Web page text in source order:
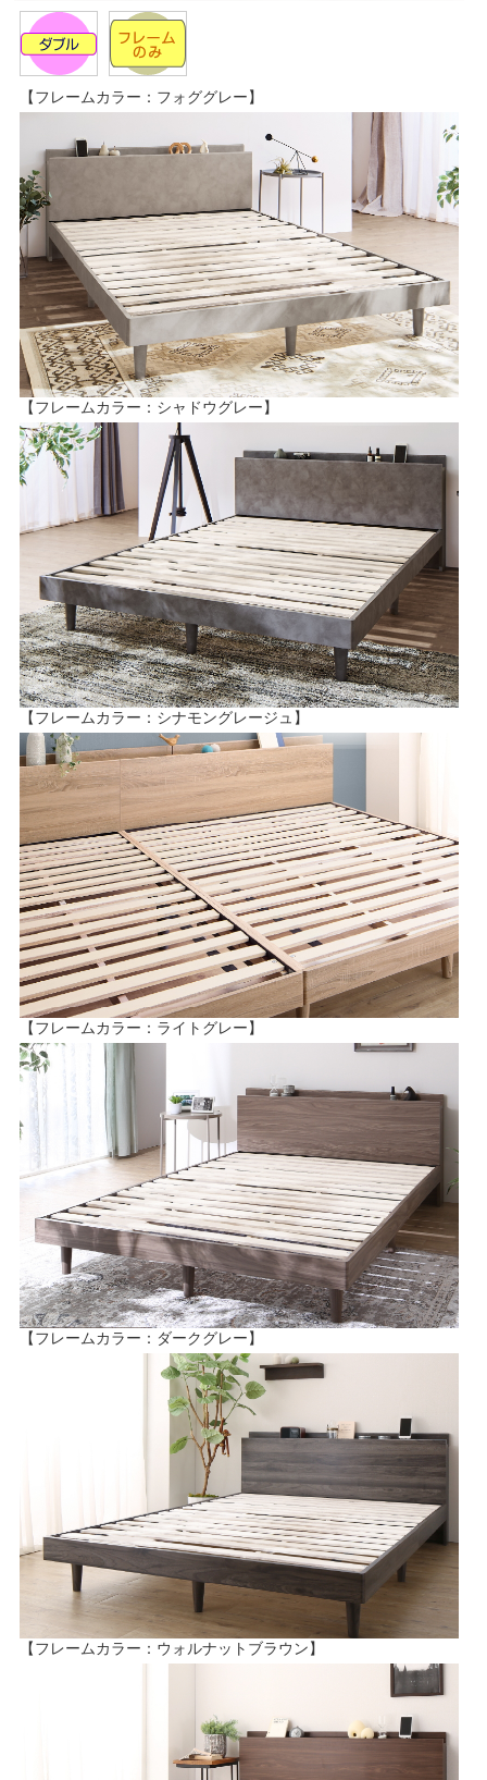
【フレームカラー：フォググレー】
【フレームカラー：シャドウグレー】
【フレームカラー：シナモングレージュ】
【フレームカラー：ライトグレー】
【フレームカラー：ダークグレー】
【フレームカラー：ウォルナットブラウン】